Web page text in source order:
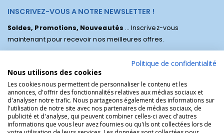
INSCRIVEZ-VOUS A NOTRE NEWSLETTER !
Soldes, Promotions, Nouveautés ... Inscrivez-vous
maintenant pour recevoir nos meilleures offres.
Politique de confidentialité
Nous utilisons des cookies
Les cookies nous permettent de personnaliser le contenu et les
annonces, d'offrir des fonctionnalités relatives aux médias sociaux et
d'analyser notre trafic. Nous partageons également des informations sur
l'utilisation de notre site avec nos partenaires de médias sociaux, de
publicité et d'analyse, qui peuvent combiner celles-ci avec d'autres
informations que vous leur avez fournies ou qu'ils ont collectées lors de